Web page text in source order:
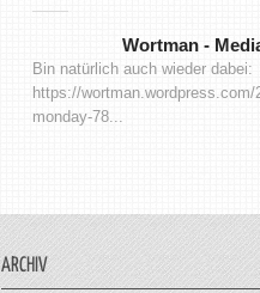
Wortman-
Bin natürlich auch wieder dabei:
https://wortman.wordpress.com/
monday-78...
ARCHIV